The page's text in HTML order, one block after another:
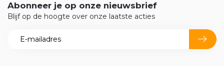
Abonneer je op onze nieuwsbrief
Blijf op de hoogte over onze laatste acties